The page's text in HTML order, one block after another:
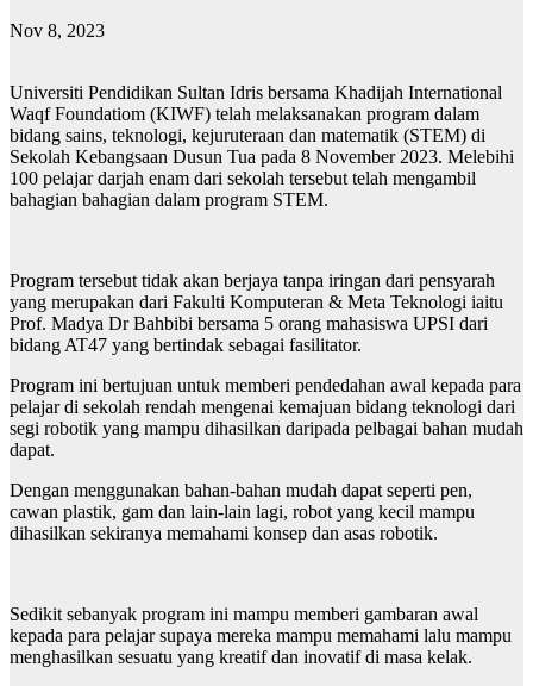
Nov 8, 2023
Universiti Pendidikan Sultan Idris bersama Khadijah International
Waqf Foundatiom (KIWF) telah melaksanakan program dalam
bidang sains, teknologi, kejuruteraan dan matematik (STEM) di
Sekolah Kebangsaan Dusun Tua pada 8 November 2023. Melebihi
100 pelajar darjah enam dari sekolah tersebut telah mengambil
bahagian bahagian dalam program STEM.
Program tersebut tidak akan berjaya tanpa iringan dari pensyarah
yang merupakan dari Fakulti Komputeran & Meta Teknologi iaitu
Prof. Madya Dr Bahbibi bersama 5 orang mahasiswa UPSI dari
bidang AT47 yang bertindak sebagai fasilitator.
Program ini bertujuan untuk memberi pendedahan awal kepada para
pelajar di sekolah rendah mengenai kemajuan bidang teknologi dari
segi robotik yang mampu dihasilkan daripada pelbagai bahan mudah
dapat.
Dengan menggunakan bahan-bahan mudah dapat seperti pen,
cawan plastik, gam dan lain-lain lagi, robot yang kecil mampu
dihasilkan sekiranya memahami konsep dan asas robotik.
Sedikit sebanyak program ini mampu memberi gambaran awal
kepada para pelajar supaya mereka mampu memahami lalu mampu
menghasilkan sesuatu yang kreatif dan inovatif di masa kelak.